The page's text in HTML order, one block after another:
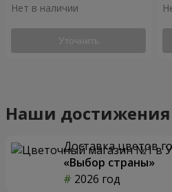
Нет в наличии
Уточнить
Наши достижения
Доставка цветов
«Выбор страны»
2026 год